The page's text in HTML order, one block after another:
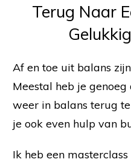
Terug Naar
Af en toe uit balans
Meestal heb je
weer in balans terug
je ook even hulp van
Ik heb een